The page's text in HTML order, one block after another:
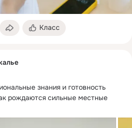
Класс
знания и готовность
рождаются сильные местные